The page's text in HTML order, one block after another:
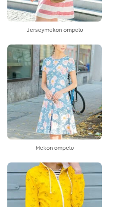
Jerseymekon ompelu
Mekon ompelu